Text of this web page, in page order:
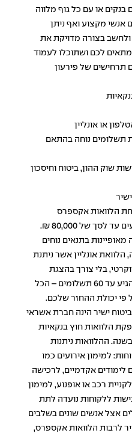
או עם כל גוף מלווה
מקצוע ואף ניתן
ולחשב בצורה מדויקת את
לכם ושתוכלו לעמוד
תרחישים של פירעון
או אונליין
תשלומים נוחה בהתאם
שוק ההון, ביטוח וחיסכון
הלוואות אקספרס
והלוואות רגילות בסכומים המגיעים עד לסך של 80,000 ₪.
בתנאים נוחים
אונליין אשר ניתנת
בלי צורך בהצגת
ערבים, ובפריסה נוחה שיכולה להגיע עד 60 תשלומים – הכל
יכולת ההחזר שלכם.
ישיר הינה חברת אשראי
הלוואות חוץ בנקאיות
ההלוואות ניתנות
למימון אירועים כמו
אקדמיים, לרכישה
רכב או אופנוע, למימון
ללקוחות נועדה לתת
אצל אנשים שונים בשלבים
לרבות הלוואות אקספרס,